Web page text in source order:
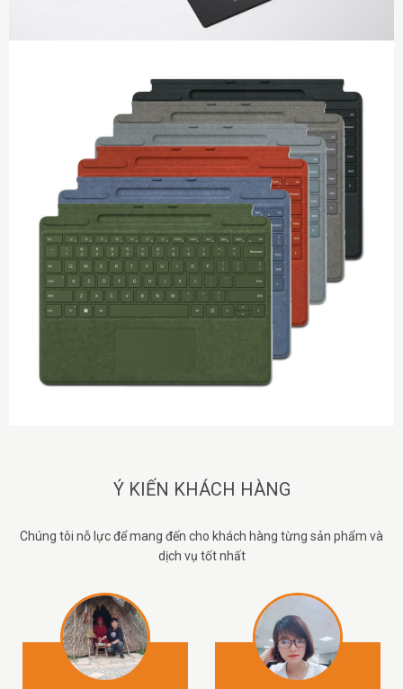
Ý KIẾN KHÁCH HÀNG
Chúng tôi nỗ lực để mang đến cho khách hàng từng sản phẩm và
dịch vụ tốt nhất